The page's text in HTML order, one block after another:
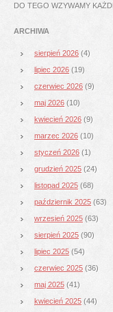
DO TEGO WZYWAMY
ARCHIWA
sierpień 2026 (4)
lipiec 2026 (19)
czerwiec 2026 (9)
maj 2026 (10)
kwiecień 2026 (9)
marzec 2026 (10)
styczeń 2026 (1)
grudzień 2025 (24)
listopad 2025 (68)
październik 2025 (63)
wrzesień 2025 (63)
sierpień 2025 (90)
lipiec 2025 (54)
czerwiec 2025 (36)
maj 2025 (41)
kwiecień 2025 (44)